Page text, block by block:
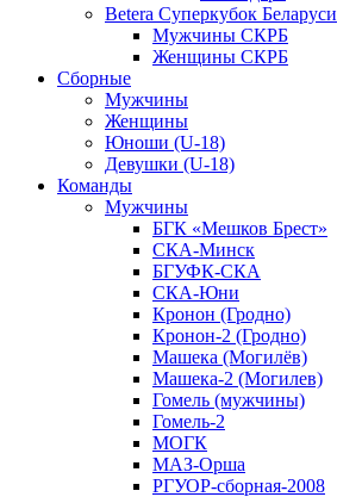
Betera Суперкубок Беларуси
Мужчины СКРБ
Женщины СКРБ
Сборные
Мужчины
Женщины
Юноши (U-18)
Девушки (U-18)
Команды
Мужчины
БГК «Мешков Брест»
СКА-Минск
БГУФК-СКА
СКА-Юни
Кронон (Гродно)
Кронон-2 (Гродно)
Машека (Могилёв)
Машека-2 (Могилев)
Гомель (мужчины)
Гомель-2
МОГК
МАЗ-Орша
РГУОР-сборная-2008